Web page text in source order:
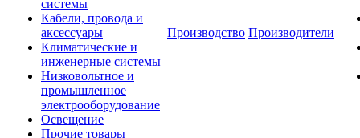
системы
Кабели, провода и
аксессуары
Климатические и
инженерные системы
Низковольтное и
промышленное
электрооборудование
Освещение
Прочие товары
Производство Производители